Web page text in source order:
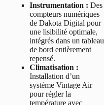
Instrumentation : Des
compteurs numériques
de Dakota Digital pour
une lisibilité optimale,
intégrés dans un tableau
de bord entièrement
repensé.
Climatisation :
Installation d’un
système Vintage Air
pour régler la
température avec